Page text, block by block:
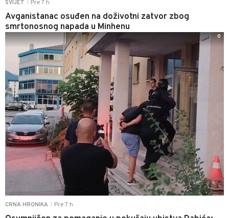
SVIJET Pre 7 h
Avganistanac osuđen na doživotni zatvor zbog
smrtonosnog napada u Minhenu
CRNA HRONIKA Pre 7 h
0